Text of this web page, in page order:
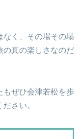
なく、その場その場
の真の楽しさなのだ
もぜひ会津若松を歩
さい。